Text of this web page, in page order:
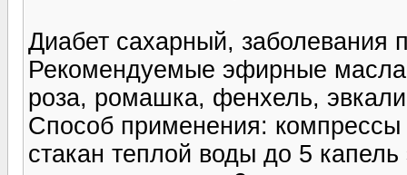
Диабет сахарный, заболевания
Рекомендуемые эфирные
роза, ромашка, фенхель,
Способ применения:
стакан теплой воды до 5